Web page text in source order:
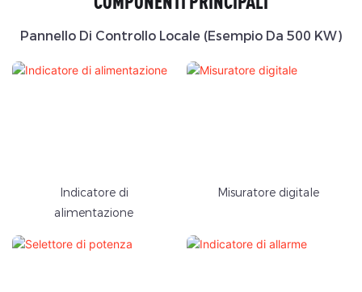
Pannello Di Controllo Locale (esempio Da 500 KW)
Indicatore di
alimentazione
Misuratore digitale